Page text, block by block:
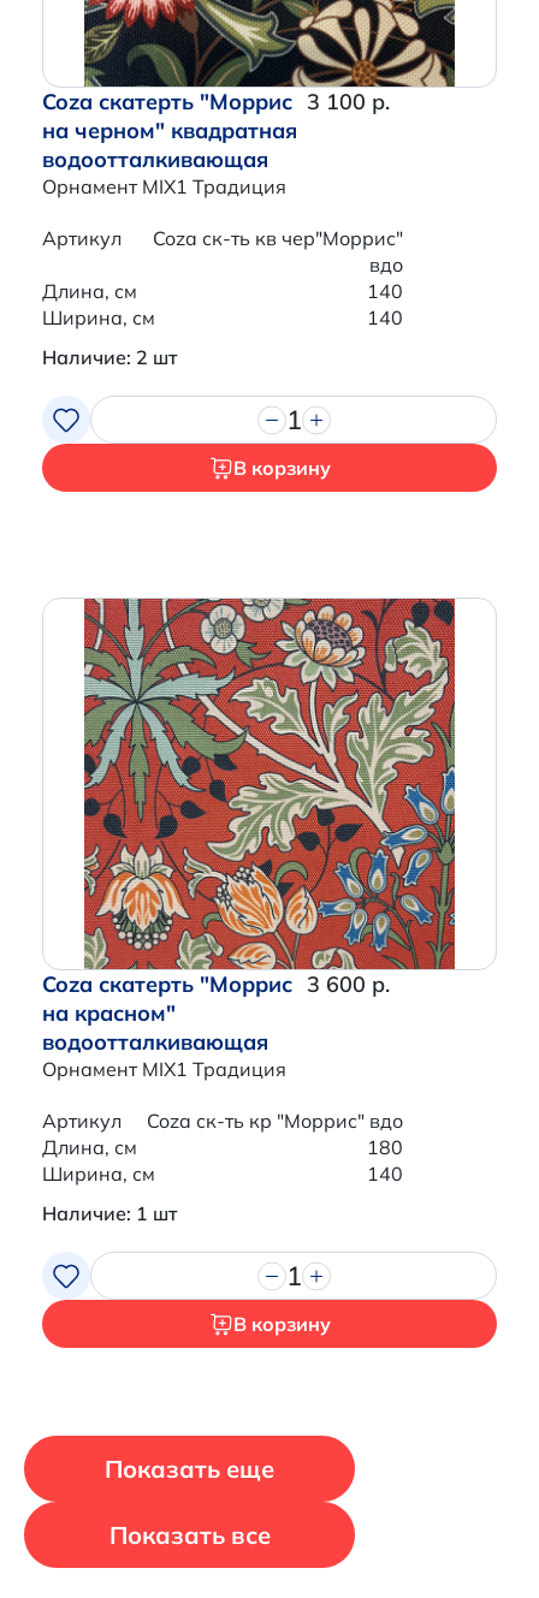
Coza скатерть "Моррис
на черном" квадратная
водоотталкивающая
Орнамент MIX1 Традиция
3 100 р.
Артикул
Coza ск-ть кв чер"Моррис"
вдо
Длина, см
140
Ширина, см
140
Наличие: 2 шт
1
В корзину
Coza скатерть "Моррис
на красном"
водоотталкивающая
Орнамент MIX1 Традиция
3 600 р.
Артикул
Coza ск-ть кр "Моррис" вдо
Длина, см
180
Ширина, см
140
Наличие: 1 шт
1
В корзину
Показать еще
Показать все